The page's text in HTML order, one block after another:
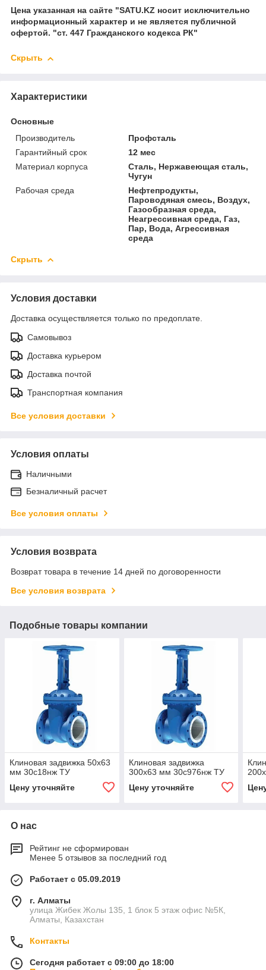
Цена указанная на сайте "SATU.KZ носит исключительно
информационный характер и не является публичной
офертой. "ст. 447 Гражданского кодекса РК"
Скрыть
Характеристики
Основные
Производитель
Профсталь
Гарантийный срок
12 мес
Материал корпуса
Сталь, Нержавеющая сталь,
Чугун
Рабочая среда
Нефтепродукты,
Пароводяная смесь, Воздух,
Газообразная среда,
Неагрессивная среда, Газ,
Пар, Вода, Агрессивная
среда
Скрыть
Условия доставки
Доставка осуществляется только по предоплате.
Самовывоз
Доставка курьером
Доставка почтой
Транспортная компания
Все условия доставки
Условия оплаты
Наличными
Безналичный расчет
Все условия оплаты
Условия возврата
Возврат товара в течение 14 дней по договоренности
Все условия возврата
Подобные товары компании
Клиновая задвижка 50x63
мм 30с18нж ТУ
Цену уточняйте
Клиновая задвижка
300x63 мм 30с976нж ТУ
Цену уточняйте
О нас
Рейтинг не сформирован
Менее 5 отзывов за последний год
Работает с 05.09.2019
г. Алматы
улица Жибек Жолы 135, 1 блок 5 этаж офис №5К,
Алматы, Казахстан
Контакты
Сегодня работает с 09:00 до 18:00